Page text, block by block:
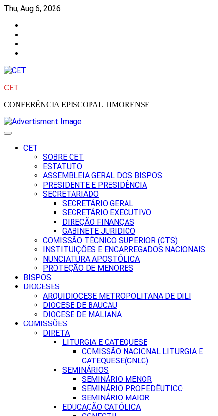
Skip
content
Thu, Aug 6, 2026
CET
CONFERÊNCIA EPISCOPAL TIMORENSE
CET
SOBRE CET
ESTATUTO
ASSEMBLEIA GERAL DOS BISPOS
PRESIDENTE E PRESIDÊNCIA
SECRETARIADO
SECRETÁRIO GERAL
SECRETÁRIO EXECUTIVO
DIREÇÃO FINANÇAS
GABINETE JURÍDICO
COMISSÃO TÉCNICO SUPERIOR (CTS)
INSTITUIÇÕES E ENCARREGADOS NACIONAIS
NUNCIATURA APOSTÓLICA
PROTEÇÃO DE MENORES
BISPOS
DIOCESES
ARQUIDIOCESE METROPOLITANA DE DILI
DIOCESE DE BAUCAU
DIOCESE DE MALIANA
COMISSÕES
DIRETA
LITURGIA E CATEQUESE
COMISSÃO NACIONAL LITURGIA E
CATEQUESE(CNLC)
SEMINÁRIOS
SEMINÁRIO MENOR
SEMINÁRIO PROPEDÊUTICO
SEMINÁRIO MAIOR
EDUCAÇÃO CATÓLICA